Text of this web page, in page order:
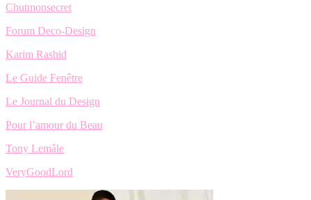
Chutmonsecret
Forum Deco-Design
Karim Rashid
Le Guide Fenêtre
Le Journal du Design
Pour l’amour du Beau
Tony Lemâle
VeryGoodLord